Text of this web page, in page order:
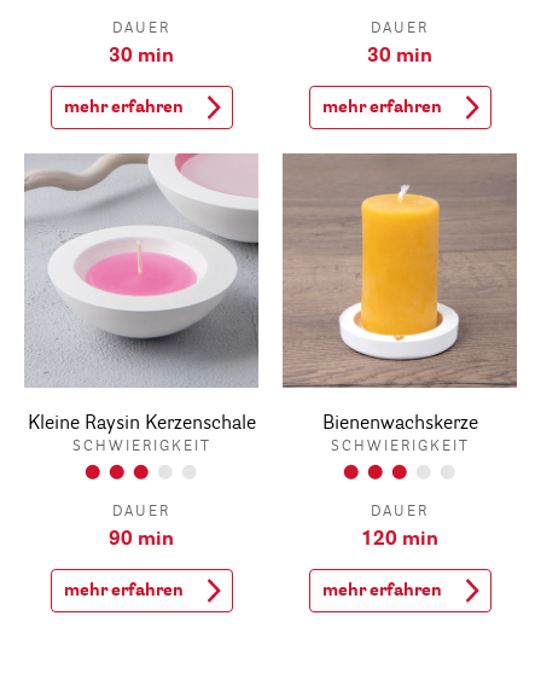
DAUER
30 min
mehr erfahren
DAUER
30 min
mehr erfahren
Kleine Raysin Kerzenschale
SCHWIERIGKEIT
DAUER
90 min
mehr erfahren
Bienenwachskerze
SCHWIERIGKEIT
DAUER
120 min
mehr erfahren